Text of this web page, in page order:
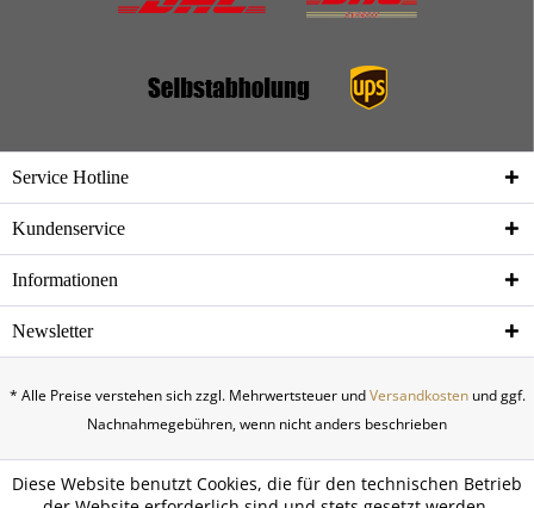
Service Hotline
Kundenservice
Informationen
Newsletter
* Alle Preise verstehen sich zzgl. Mehrwertsteuer undVersandkostenund ggf.
Nachnahmegebühren, wenn nicht anders beschrieben
Diese Website benutzt Cookies, die für den technischen Betrieb